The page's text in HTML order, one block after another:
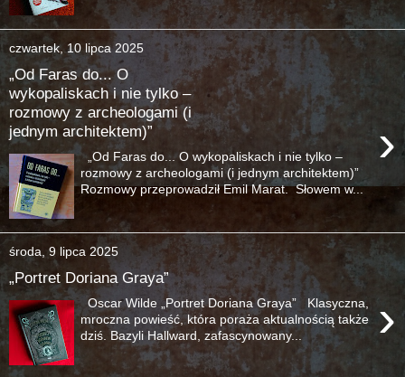
czwartek, 10 lipca 2025
„Od Faras do... O
wykopaliskach i nie tylko –
rozmowy z archeologami (i
jednym architektem)”
›
„Od Faras do... O wykopaliskach i nie tylko –
rozmowy z archeologami (i jednym architektem)”
Rozmowy przeprowadził Emil Marat. Słowem w...
środa, 9 lipca 2025
„Portret Doriana Graya”
›
Oscar Wilde „Portret Doriana Graya” Klasyczna,
mroczna powieść, która poraża aktualnością także
dziś. Bazyli Hallward, zafascynowany...